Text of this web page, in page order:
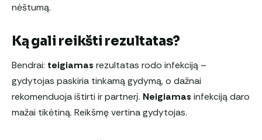
nėštumą.
Ką gali reikšti rezultatas?
Bendrai: teigiamas rezultatas rodo infekciją –
gydytojas paskiria tinkamą gydymą, o dažnai
rekomenduoja ištirti ir partnerį. Neigiamas infekciją daro
mažai tikėtiną. Reikšmę vertina gydytojas.